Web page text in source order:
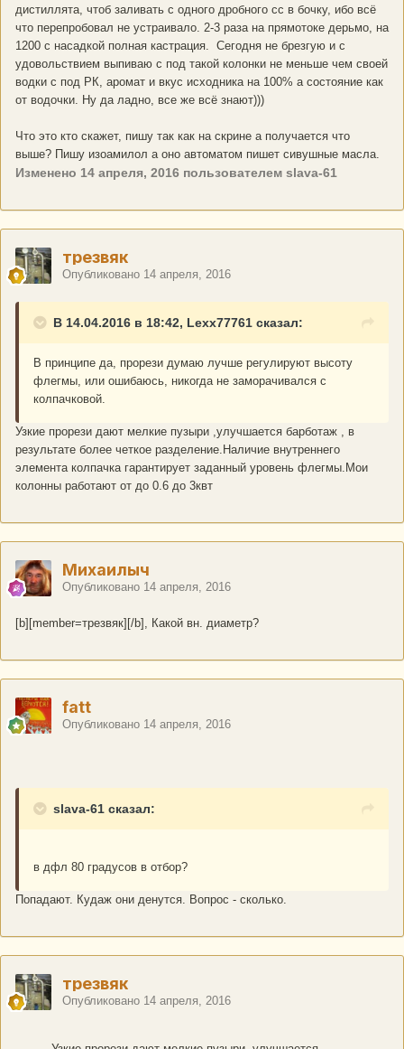
дистиллята, чтоб заливать с одного дробного сс в бочку, ибо всё
что перепробовал не устраивало. 2-3 раза на прямотоке дерьмо, на
1200 с насадкой полная кастрация. Сегодня не брезгую и с
удовольствием выпиваю с под такой колонки не меньше чем своей
водки с под РК, аромат и вкус исходника на 100% а состояние как
от водочки. Ну да ладно, все же всё знают)))
Что это кто скажет, пишу так как на скрине а получается что
выше? Пишу изоамилол а оно автоматом пишет сивушные масла.
Изменено 14 апреля, 2016 пользователем slava-61
трезвяк
Опубликовано 14 апреля, 2016
В 14.04.2016 в 18:42, Lexx77761 сказал:
В принципе да, прорези думаю лучше регулируют высоту
флегмы, или ошибаюсь, никогда не заморачивался с
колпачковой.
Узкие прорези дают мелкие пузыри ,улучшается барботаж , в
результате более четкое разделение.Наличие внутреннего
элемента колпачка гарантирует заданный уровень флегмы.Мои
колонны работают от до 0.6 до 3квт
Михаилыч
Опубликовано 14 апреля, 2016
[b][member=трезвяк][/b], Какой вн. диаметр?
fatt
Опубликовано 14 апреля, 2016
slava-61 сказал:
в дфл 80 градусов в отбор?
Попадают. Кудаж они денутся. Вопрос - сколько.
трезвяк
Опубликовано 14 апреля, 2016